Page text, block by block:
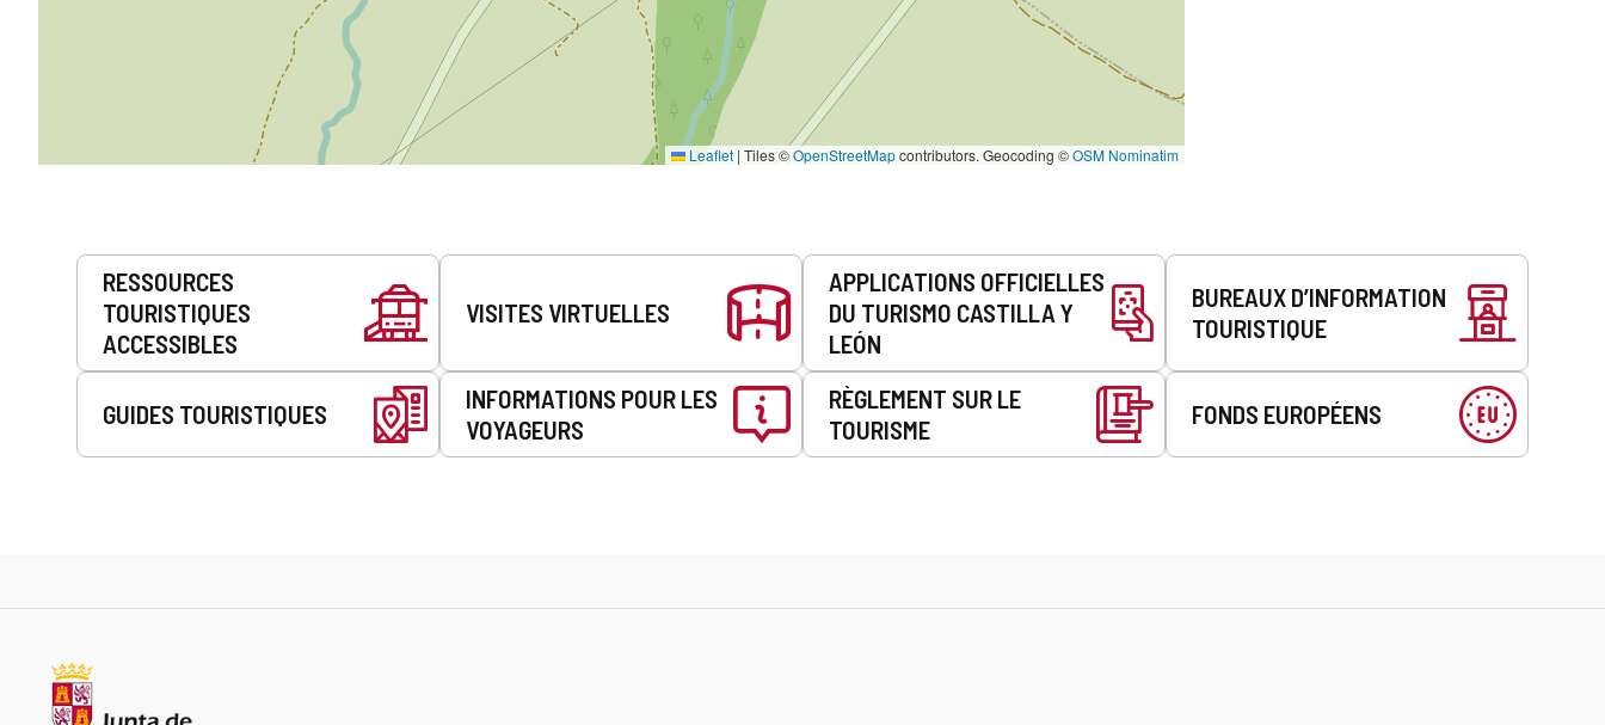
Leaflet | Tiles ©OpenStreetMapcontributors. Geocoding ©OSM Nominatim
Prestations
RESSOURCES
TOURISTIQUES
ACCESSIBLES
VISITES VIRTUELLES
APPLICATIONS OFFICIELLES
DU TURISMO CASTILLA Y
LEÓN
BUREAUX D’INFORMATION
TOURISTIQUE
GUIDES TOURISTIQUES
INFORMATIONS POUR LES
VOYAGEURS
RÈGLEMENT SUR LE
TOURISME
FONDS EUROPÉENS